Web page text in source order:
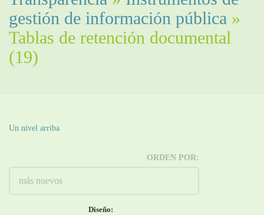
gestión de información pública »
Tablas de retención documental
(19)
Un nivel arriba
ORDEN POR:
Diseño: